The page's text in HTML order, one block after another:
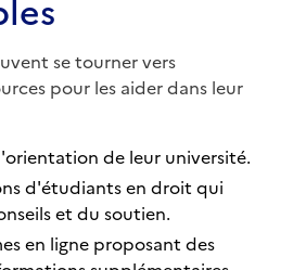
se tourner vers
pour les aider dans leur
de leur université.
d'étudiants en droit qui
et du soutien.
en ligne proposant des